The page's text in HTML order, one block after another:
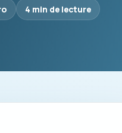
4 min de lecture